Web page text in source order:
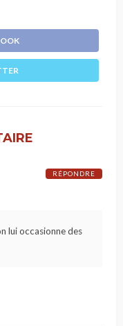
lui occasionne des
RÉPONDRE